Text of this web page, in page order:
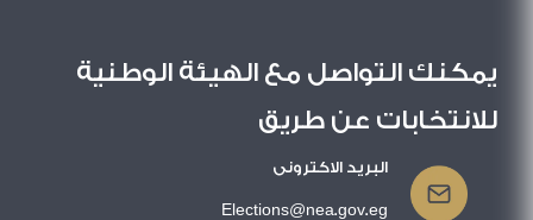
يمكنك التواصل مع الهيئة الوطنية
للانتخابات عن طريق
البريد الاكترونى
Elections@nea.gov.eg